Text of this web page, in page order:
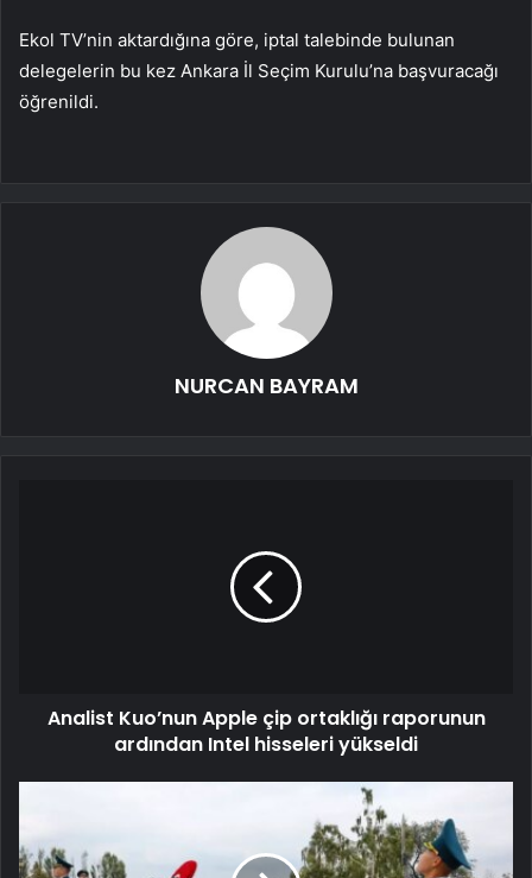
Ekol TV’nin aktardığına göre, iptal talebinde bulunan
delegelerin bu kez Ankara İl Seçim Kurulu’na başvuracağı
öğrenildi.
NURCAN BAYRAM
Analist Kuo’nun Apple çip ortaklığı raporunun
ardından Intel hisseleri yükseldi